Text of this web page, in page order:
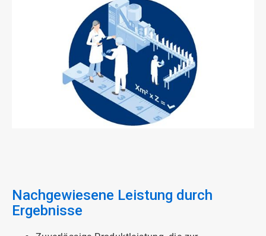
Nachgewiesene Leistung durch
Ergebnisse